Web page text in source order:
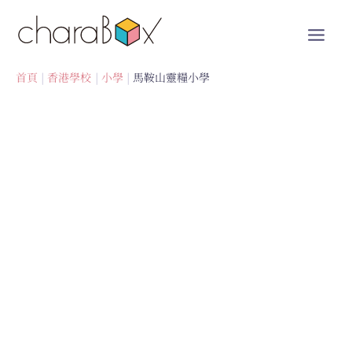
首頁 香港學校 小學 馬鞍山靈糧小學